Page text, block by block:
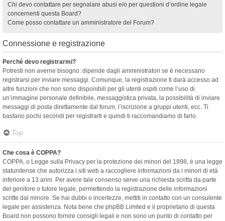
Chi devo contattare per segnalare abusi e/o per questioni d’ordine legale
concernenti questa Board?
Come posso contattare un amministratore del Forum?
Connessione e registrazione
Perché devo registrarmi?
Potresti non averne bisogno: dipende dagli amministratori se è necessario
registrarsi per inviare messaggi. Comunque, la registrazione ti darà accesso ad
altre funzioni che non sono disponibili per gli utenti ospiti come l’uso di
un’immagine personale definibile, messaggistica privata, la possibilità di inviare
messaggi di posta direttamente dal forum, l’iscrizione a gruppi utenti, ecc. Ti
bastano pochi secondi per registrarti e quindi ti raccomandiamo di farlo.
Top
Che cosa è COPPA?
COPPA, o Legge sulla Privacy per la protezione dei minori del 1998, è una legge
statunitense che autorizza i siti web a raccogliere informazioni da i minori di età
inferiore a 13 anni. Per avere tale consenso serve una richiesta scritta da parte
del genitore o tutore legale, permettendo la registrazione delle informazioni
scritte dal minore. Se hai dubbi o incertezze, mettiti in contatto con un consulente
legale per assistenza. Nota bene che phpBB Limited e il proprietario di questa
Board non possono fornire consigli legali e non sono un punto di contatto per